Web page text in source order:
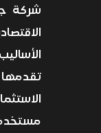
شركة
تقدمها